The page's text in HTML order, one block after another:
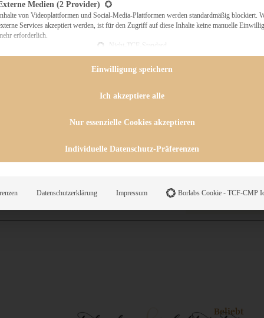
Beliebt
Medien (2 Provider)
von Videoplattformen und Social-Media-Plattformen werden standardmäßig blockiert.
Services akzeptiert werden, ist für den Zugriff auf diese Inhalte keine manuelle
erforderlich.
Nicht-TCF-Standard
Einwilligung speichern
Ich akzeptiere alle
Nur essenzielle Cookies akzeptieren
Individuelle Datenschutz-Präferenzen
Datenschutzerklärung Impressum Borlabs Cookie - TCF-CMP